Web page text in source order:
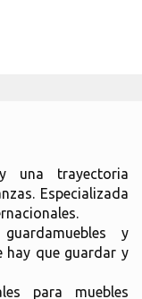
una trayectoria
Especializada
y
hay que guardar y
para muebles